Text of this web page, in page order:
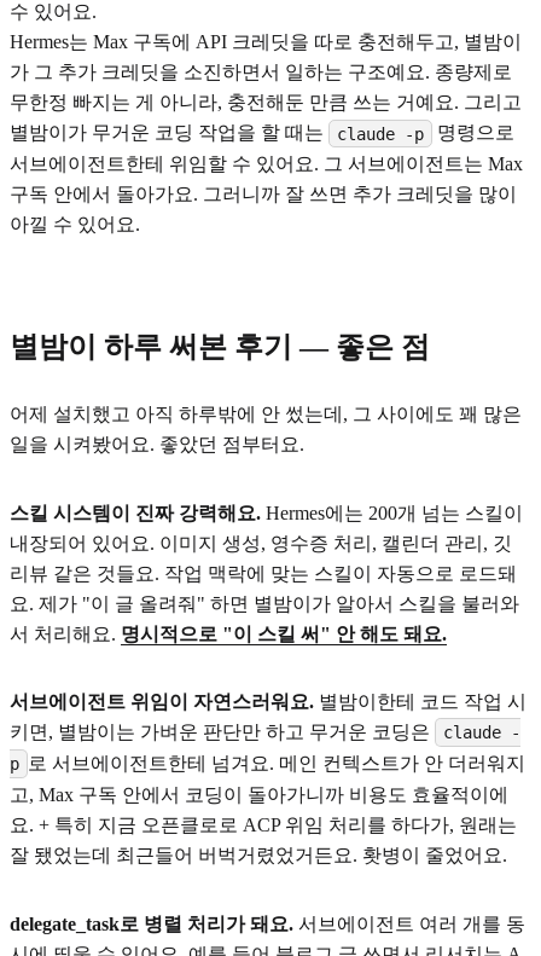
수 있어요.
Hermes는 Max 구독에 API 크레딧을 따로 충전해두고, 별밤이
가 그 추가 크레딧을 소진하면서 일하는 구조예요. 종량제로
무한정 빠지는 게 아니라, 충전해둔 만큼 쓰는 거예요. 그리고
별밤이가 무거운 코딩 작업을 할 때는
claude -p
명령으로
서브에이전트한테 위임할 수 있어요. 그 서브에이전트는 Max
구독 안에서 돌아가요. 그러니까 잘 쓰면 추가 크레딧을 많이
아낄 수 있어요.
별밤이 하루 써본 후기 — 좋은 점
어제 설치했고 아직 하루밖에 안 썼는데, 그 사이에도 꽤 많은
일을 시켜봤어요. 좋았던 점부터요.
스킬 시스템이 진짜 강력해요. Hermes에는 200개 넘는 스킬이
내장되어 있어요. 이미지 생성, 영수증 처리, 캘린더 관리, 깃
리뷰 같은 것들요. 작업 맥락에 맞는 스킬이 자동으로 로드돼
요. 제가 "이 글 올려줘" 하면 별밤이가 알아서 스킬을 불러와
서 처리해요. 명시적으로 "이 스킬 써" 안 해도 돼요.
서브에이전트 위임이 자연스러워요. 별밤이한테 코드 작업 시
키면, 별밤이는 가벼운 판단만 하고 무거운 코딩은
claude -
p
로 서브에이전트한테 넘겨요. 메인 컨텍스트가 안 더러워지
고, Max 구독 안에서 코딩이 돌아가니까 비용도 효율적이에
요. + 특히 지금 오픈클로로 ACP 위임 처리를 하다가, 원래는
잘 됐었는데 최근들어 버벅거렸었거든요. 홧병이 줄었어요.
delegate_task로 병렬 처리가 돼요. 서브에이전트 여러 개를 동